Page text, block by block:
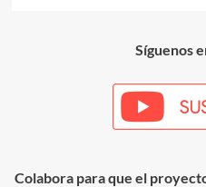
Síguenos
Colabora para que el